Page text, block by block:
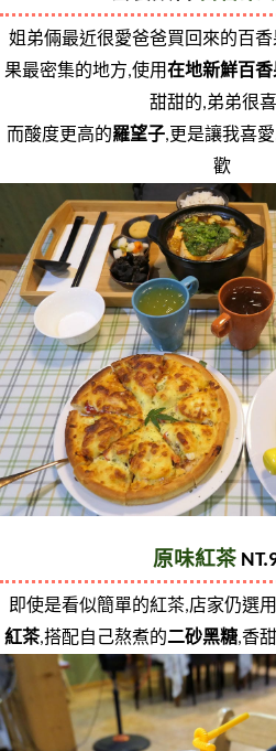
姐弟倆最近很愛爸爸買回來的百香
果最密集的地方,使用在地新鮮百香
甜甜的,弟弟很
而酸度更高的羅望子,更是讓我喜
歡
原味紅茶
即使是看似簡單的紅茶,店家仍選
紅茶,搭配自己熬煮的二砂黑糖,香